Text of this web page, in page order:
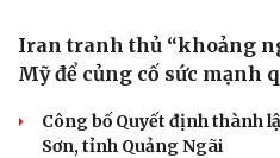
Cây thuốc
Sản phụ khoa
Nhi khoa
Nam khoa
Làm đẹp - giảm cân
Iran tranh thủ “khoảng
Mỹ để củng cố sức mạnh
Công bố Quyết định thành
Sơn, tỉnh Quảng Ngãi